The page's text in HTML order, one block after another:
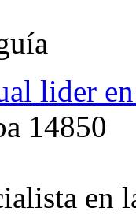
lider
14850
en